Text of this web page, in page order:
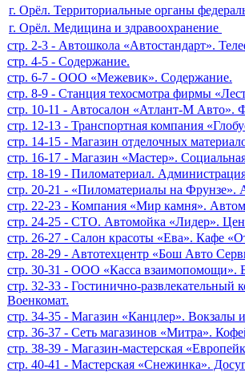
г. Орёл. Территориальные органы
г. Орёл. Медицина и здравоохранение
стр. 2-3 - Автошкола «Автостандарт».
стр. 4-5 - Содержание.
стр. 6-7 - ООО «Межевик». Содержание.
стр. 8-9 - Станция техосмотра фирмы
стр. 10-11 - Автосалон «Атлант-М Авто».
стр. 12-13 - Транспортная компания
стр. 14-15 - Магазин отделочных
стр. 16-17 - Магазин «Мастер».
стр. 18-19 - Пиломатериал.
стр. 20-21 - «Пиломатериалы на Фрунзе».
стр. 22-23 - Компания «Мир камня».
стр. 24-25 - СТО. Автомойка «Лидер».
стр. 26-27 - Салон красоты «Ева». Кафе
стр. 28-29 - Автотехцентр «Бош Авто
стр. 30-31 - ООО «Касса взаимопомощи».
стр. 32-33 - Гостинично-
Военкомат.
стр. 34-35 - Магазин «Канцлер». Вокзалы
стр. 36-37 - Сеть магазинов «Митра».
стр. 38-39 - Магазин-мастерская
стр. 40-41 - Мастерская «Снежинка».